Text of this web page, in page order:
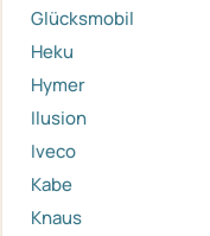
Glücksmobil
Heku
Hymer
Ilusion
Iveco
Kabe
Knaus